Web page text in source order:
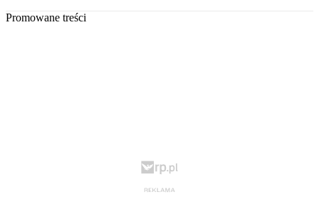
Promowane treści